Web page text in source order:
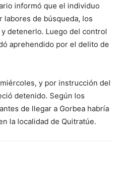
informó que el individuo
labores de búsqueda, los
detenerlo. Luego del control
aprehendido por el delito de
y por instrucción del
detenido. Según los
de llegar a Gorbea habría
la localidad de Quitratúe.